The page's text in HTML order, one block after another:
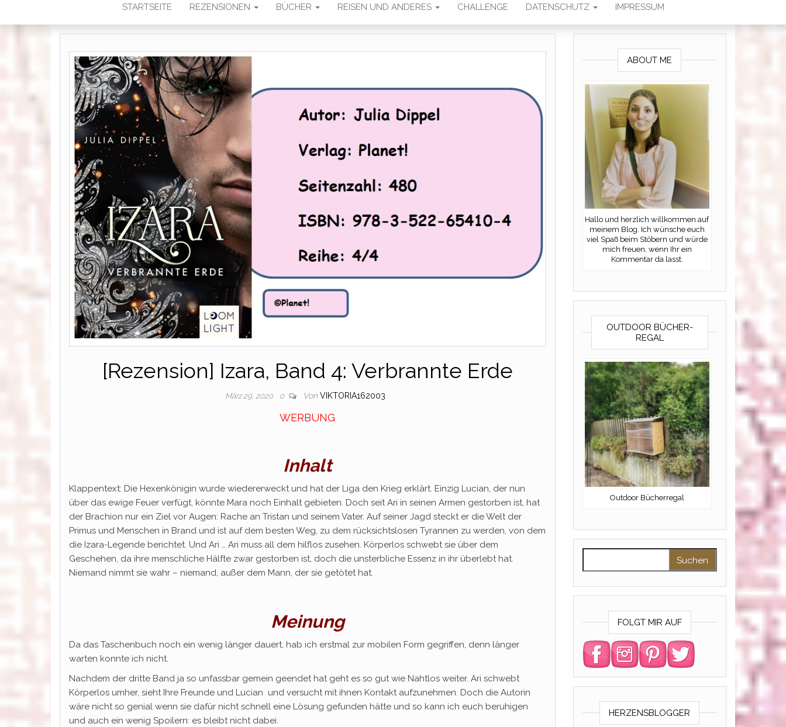
STARTSEITE REZENSIONEN BÜCHER REISEN UND ANDERES CHALLENGE DATENSCHUTZ IMPRESSUM
[Rezension] Izara, Band 4: Verbrannte Erde
März 29, 2020 0 Von VIKTORIA162003
WERBUNG
Inhalt
Klappentext: Die Hexenkönigin wurde wiedererweckt und hat der Liga den Krieg erklärt. Einzig Lucian, der nun
über das ewige Feuer verfügt, könnte Mara noch Einhalt gebieten. Doch seit Ari in seinen Armen gestorben ist, hat
der Brachion nur ein Ziel vor Augen: Rache an Tristan und seinem Vater. Auf seiner Jagd steckt er die Welt der
Primus und Menschen in Brand und ist auf dem besten Weg, zu dem rücksichtslosen Tyrannen zu werden, von dem
die Izara-Legende berichtet. Und Ari … Ari muss all dem hilflos zusehen. Körperlos schwebt sie über dem
Geschehen, da ihre menschliche Hälfte zwar gestorben ist, doch die unsterbliche Essenz in ihr überlebt hat.
Niemand nimmt sie wahr – niemand, außer dem Mann, der sie getötet hat.
Meinung
Da das Taschenbuch noch ein wenig länger dauert, hab ich erstmal zur mobilen Form gegriffen, denn länger
warten konnte ich nicht.
Nachdem der dritte Band ja so unfassbar gemein geendet hat geht es so gut wie Nahtlos weiter. Ari schwebt
Körperlos umher, sieht Ihre Freunde und Lucian und versucht mit ihnen Kontakt aufzunehmen. Doch die Autorin
wäre nicht so genial wenn sie dafür nicht schnell eine Lösung gefunden hätte und so kann ich euch beruhigen
und auch ein wenig Spoilern: es bleibt nicht dabei.
ABOUT ME
Hallo und herzlich willkommen auf
meinem Blog. Ich wünsche euch
viel Spaß beim Stöbern und würde
mich freuen, wenn Ihr ein
Kommentar da lasst.
OUTDOOR BÜCHER-
REGAL
Outdoor Bücherregal
FOLGT MIR AUF
HERZENSBLOGGER